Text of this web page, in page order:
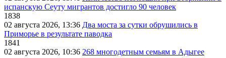
испанскую Сеуту мигрантов достигло 90 человек
1838
02 августа 2026, 13:36 Два моста за сутки обрушились в
Приморье в результате паводка
1841
02 августа 2026, 10:36 268 многодетным семьям в Адыгее